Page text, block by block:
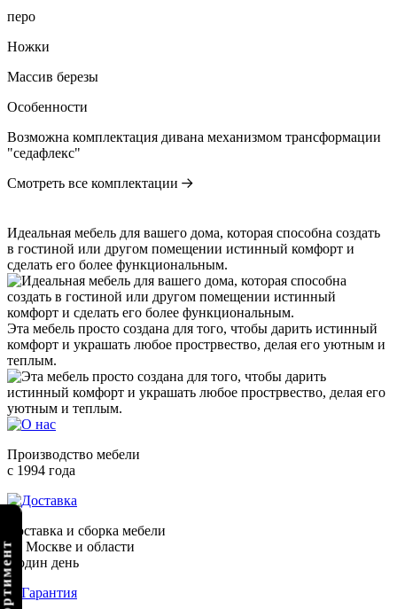
перо
Ножки
Массив березы
Особенности
Возможна комплектация дивана механизмом трансформации
"седафлекс"
Смотреть все комплектации
Идеальная мебель для вашего дома, которая способна создать
в гостиной или другом помещении истинный комфорт и
сделать его более функциональным.
Эта мебель просто создана для того, чтобы дарить истинный
комфорт и украшать любое прострвество, делая его уютным и
теплым.
Производство мебели
с 1994 года
Доставка и сборка мебели
по Москве и области
в один день